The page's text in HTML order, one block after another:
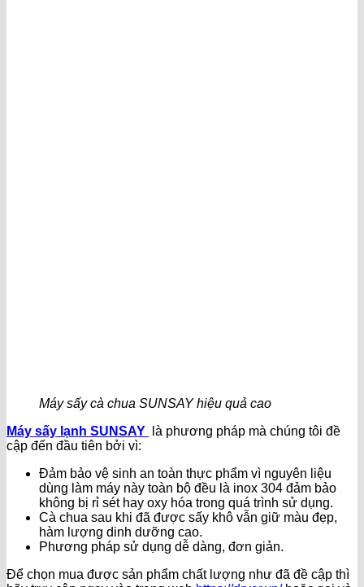
Máy sấy cà chua SUNSAY hiệu quả cao
Máy sấy lạnh SUNSAY
là phương pháp mà chúng tôi đề
cập đến đầu tiên bởi vì:
Đảm bảo vệ sinh an toàn thực phẩm vì nguyên liệu
dùng làm máy này toàn bộ đều là inox 304 đảm bảo
không bị rỉ sét hay oxy hóa trong quá trình sử dụng.
Cà chua sau khi đã được sấy khô vẫn giữ màu đẹp,
hàm lượng dinh dưỡng cao.
Phương pháp sử dụng dễ dàng, đơn giản.
Để chọn mua được sản phẩm chất lượng như đã đề cập thì